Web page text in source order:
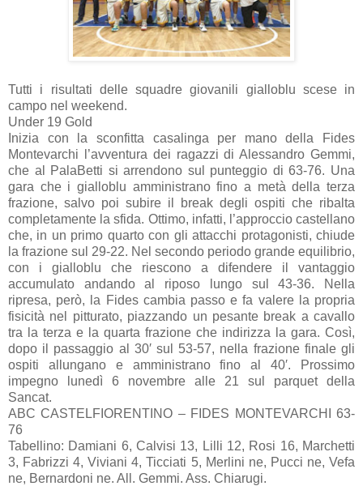
Tutti i risultati delle squadre giovanili gialloblu scese in
campo nel weekend.
Under 19 Gold
Inizia con la sconfitta casalinga per mano della Fides
Montevarchi l’avventura dei ragazzi di Alessandro Gemmi,
che al PalaBetti si arrendono sul punteggio di 63-76. Una
gara che i gialloblu amministrano fino a metà della terza
frazione, salvo poi subire il break degli ospiti che ribalta
completamente la sfida. Ottimo, infatti, l’approccio castellano
che, in un primo quarto con gli attacchi protagonisti, chiude
la frazione sul 29-22. Nel secondo periodo grande equilibrio,
con i gialloblu che riescono a difendere il vantaggio
accumulato andando al riposo lungo sul 43-36. Nella
ripresa, però, la Fides cambia passo e fa valere la propria
fisicità nel pitturato, piazzando un pesante break a cavallo
tra la terza e la quarta frazione che indirizza la gara. Così,
dopo il passaggio al 30′ sul 53-57, nella frazione finale gli
ospiti allungano e amministrano fino al 40′. Prossimo
impegno lunedì 6 novembre alle 21 sul parquet della
Sancat.
ABC CASTELFIORENTINO – FIDES MONTEVARCHI 63-
76
Tabellino: Damiani 6, Calvisi 13, Lilli 12, Rosi 16, Marchetti
3, Fabrizzi 4, Viviani 4, Ticciati 5, Merlini ne, Pucci ne, Vefa
ne, Bernardoni ne. All. Gemmi. Ass. Chiarugi.